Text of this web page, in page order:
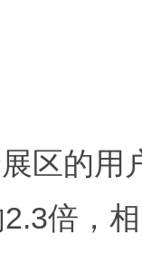
区的用
倍，